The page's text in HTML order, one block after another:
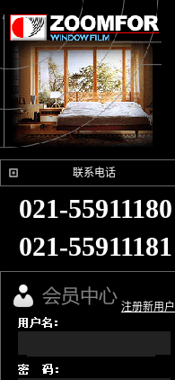
联系电话
021-55911180
021-55911181
注册新用户